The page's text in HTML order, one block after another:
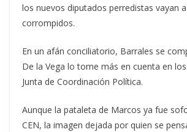
los nuevos diputados perredistas vayan
corrompidos.
En un afán conciliatorio, Barrales se
De la Vega lo tome más en cuenta en
Junta de Coordinación Política.
Aunque la pataleta de Marcos ya fue
CEN, la imagen dejada por quien se